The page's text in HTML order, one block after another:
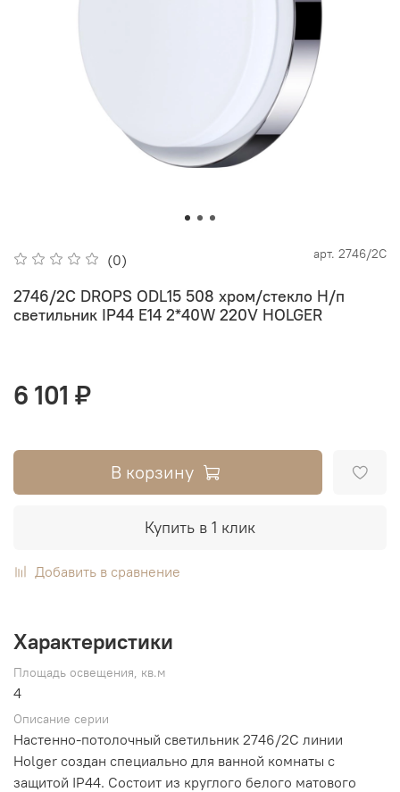
(0) арт. 2746/2C
2746/2C DROPS ODL15 508 хром/стекло Н/п
светильник IP44 E14 2*40W 220V HOLGER
6 101 ₽
В корзину
Купить в 1 клик
Добавить в сравнение
Характеристики
Площадь освещения, кв.м
4
Описание серии
Настенно-потолочный светильник 2746/2C линии
Holger создан специально для ванной комнаты с
защитой IP44. Состоит из круглого белого матового